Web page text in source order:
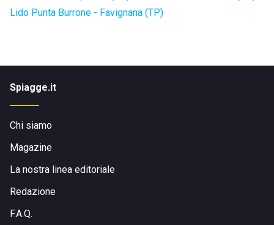
Lido Punta Burrone - Favignana (TP)
Spiagge.it
Chi siamo
Magazine
La nostra linea editoriale
Redazione
F.A.Q.